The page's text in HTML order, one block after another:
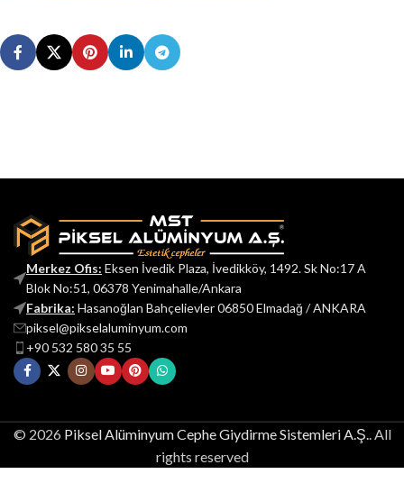
Merkez Ofis: Eksen İvedik Plaza, İvedikköy, 1492. Sk No:17 A
Blok No:51, 06378 Yenimahalle/Ankara
Fabrika: Hasanoğlan Bahçelievler 06850 Elmadağ / ANKARA
piksel@pikselaluminyum.com
+90 532 580 35 55
© 2026 Piksel Alüminyum Cephe Giydirme Sistemleri A.Ş. . All
rights reserved